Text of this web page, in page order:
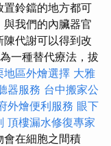
鈴鐺的地方都可
我們的內臟器官
代謝可以得到改
一種替代療法，拔
地區外燴選擇 大雅
器服務 台中搬家公
外燴便利服務 眼下
頂樓漏水修復專家
會在細胞之間積